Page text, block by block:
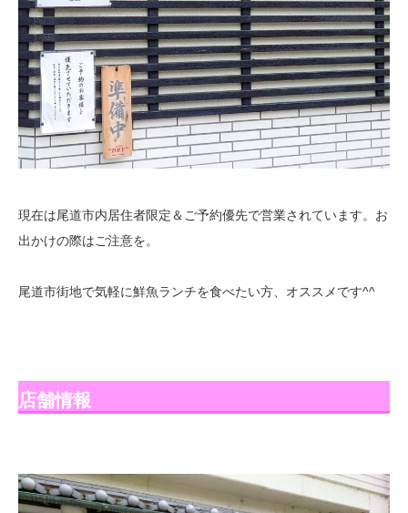
現在は尾道市内居住者限定＆ご予約優先で営業されています。お
出かけの際はご注意を。
尾道市街地で気軽に鮮魚ランチを食べたい方、オススメです^^
店舗情報